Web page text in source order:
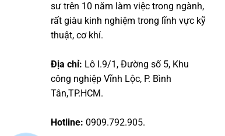
sư trên 10 năm làm việc trong ngành,
rất giàu kinh nghiệm trong lĩnh vực kỹ
thuật, cơ khí.
Địa chỉ: Lô I.9/1, Đường số 5, Khu
công nghiệp Vĩnh Lộc, P. Bình
Tân,TP.HCM.
Hotline: 0909.792.905.